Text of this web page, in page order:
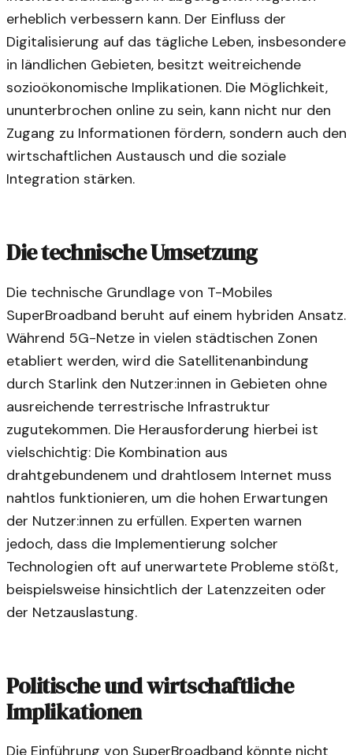
erheblich verbessern kann. Der Einfluss der
Digitalisierung auf das tägliche Leben, insbesondere
in ländlichen Gebieten, besitzt weitreichende
sozioökonomische Implikationen. Die Möglichkeit,
ununterbrochen online zu sein, kann nicht nur den
Zugang zu Informationen fördern, sondern auch den
wirtschaftlichen Austausch und die soziale
Integration stärken.
Die technische Umsetzung
Die technische Grundlage von T-Mobiles
SuperBroadband beruht auf einem hybriden Ansatz.
Während 5G-Netze in vielen städtischen Zonen
etabliert werden, wird die Satellitenanbindung
durch Starlink den Nutzer:innen in Gebieten ohne
ausreichende terrestrische Infrastruktur
zugutekommen. Die Herausforderung hierbei ist
vielschichtig: Die Kombination aus
drahtgebundenem und drahtlosem Internet muss
nahtlos funktionieren, um die hohen Erwartungen
der Nutzer:innen zu erfüllen. Experten warnen
jedoch, dass die Implementierung solcher
Technologien oft auf unerwartete Probleme stößt,
beispielsweise hinsichtlich der Latenzzeiten oder
der Netzauslastung.
Politische und wirtschaftliche
Implikationen